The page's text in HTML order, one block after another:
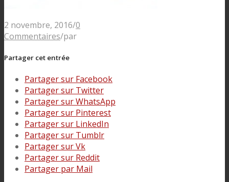
2 novembre, 2016/0
Commentaires/par
Partager cet entrée
Partager sur Facebook
Partager sur Twitter
Partager sur WhatsApp
Partager sur Pinterest
Partager sur LinkedIn
Partager sur Tumblr
Partager sur Vk
Partager sur Reddit
Partager par Mail